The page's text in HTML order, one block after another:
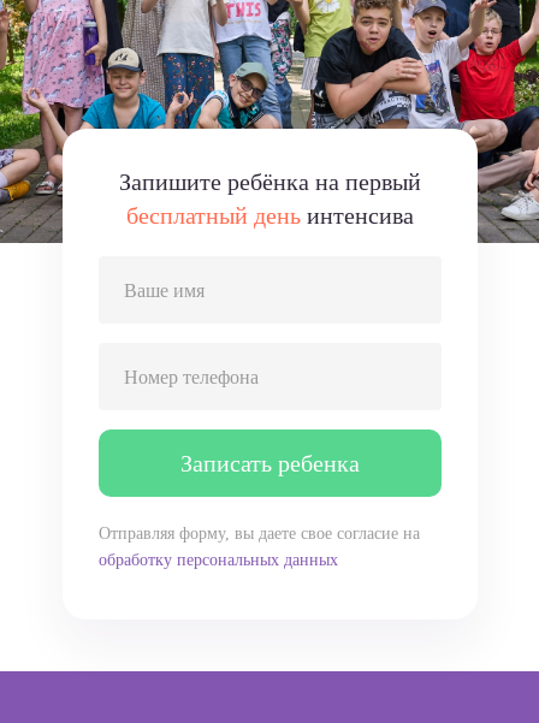
Запишите ребёнка на первый
бесплатный деньинтенсива
Ваше имя
Номер телефона
Записать ребенка
Отправляя форму, вы даете свое согласие на
обработку персональных данных